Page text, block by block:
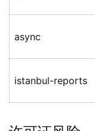
async
istanbul-reports